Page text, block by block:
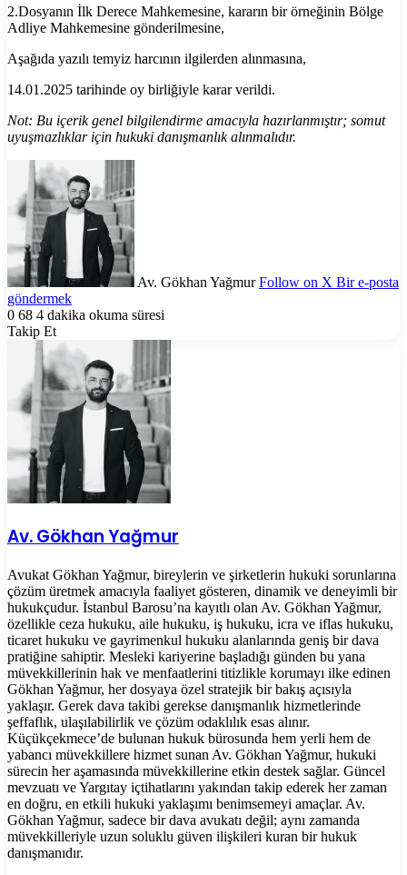
2.Dosyanın İlk Derece Mahkemesine, kararın bir örneğinin Bölge
Adliye Mahkemesine gönderilmesine,
Aşağıda yazılı temyiz harcının ilgilerden alınmasına,
14.01.2025 tarihinde oy birliğiyle karar verildi.
Not: Bu içerik genel bilgilendirme amacıyla hazırlanmıştır; somut
uyuşmazlıklar için hukuki danışmanlık alınmalıdır.
Av. Gökhan Yağmur Follow on X Bir e-posta
göndermek
0 68 4 dakika okuma süresi
Takip Et
Av. Gökhan Yağmur
Avukat Gökhan Yağmur, bireylerin ve şirketlerin hukuki sorunlarına
çözüm üretmek amacıyla faaliyet gösteren, dinamik ve deneyimli bir
hukukçudur. İstanbul Barosu’na kayıtlı olan Av. Gökhan Yağmur,
özellikle ceza hukuku, aile hukuku, iş hukuku, icra ve iflas hukuku,
ticaret hukuku ve gayrimenkul hukuku alanlarında geniş bir dava
pratiğine sahiptir. Mesleki kariyerine başladığı günden bu yana
müvekkillerinin hak ve menfaatlerini titizlikle korumayı ilke edinen
Gökhan Yağmur, her dosyaya özel stratejik bir bakış açısıyla
yaklaşır. Gerek dava takibi gerekse danışmanlık hizmetlerinde
şeffaflık, ulaşılabilirlik ve çözüm odaklılık esas alınır.
Küçükçekmece’de bulunan hukuk bürosunda hem yerli hem de
yabancı müvekkillere hizmet sunan Av. Gökhan Yağmur, hukuki
sürecin her aşamasında müvekkillerine etkin destek sağlar. Güncel
mevzuatı ve Yargıtay içtihatlarını yakından takip ederek her zaman
en doğru, en etkili hukuki yaklaşımı benimsemeyi amaçlar. Av.
Gökhan Yağmur, sadece bir dava avukatı değil; aynı zamanda
müvekkilleriyle uzun soluklu güven ilişkileri kuran bir hukuk
danışmanıdır.